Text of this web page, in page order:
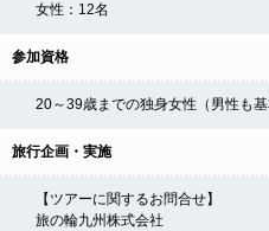
女性：12名
参加資格
20～39歳までの独身女性（男性も
旅行企画・実施
【ツアーに関するお問合せ】
旅の輪九州株式会社